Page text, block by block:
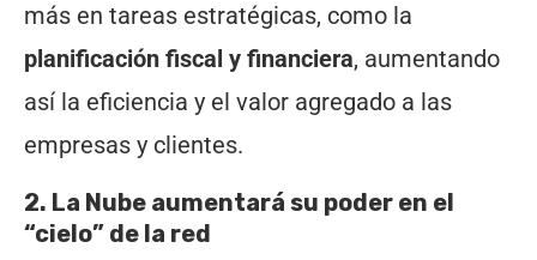
más en tareas estratégicas, como la
planificación fiscal y financiera, aumentando
así la eficiencia y el valor agregado a las
empresas y clientes.
2. La Nube aumentará su poder en el
“cielo” de la red